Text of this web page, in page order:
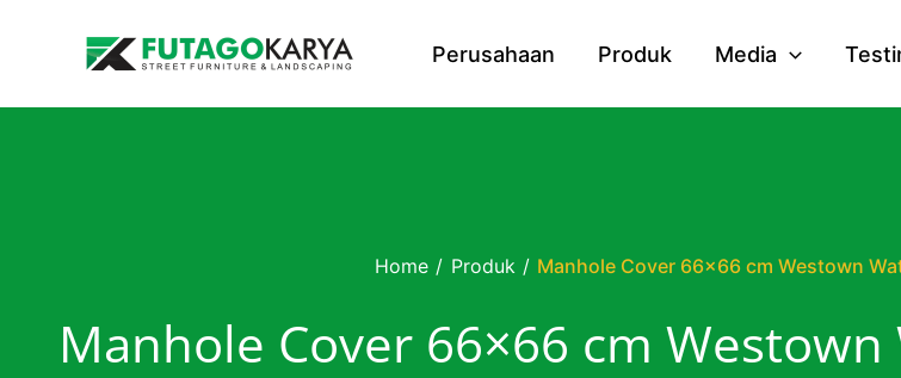
Perusahaan Produk Media
Home / Produk / Manhole Cover 66×66 cm Westown
Manhole Cover 66×66 cm